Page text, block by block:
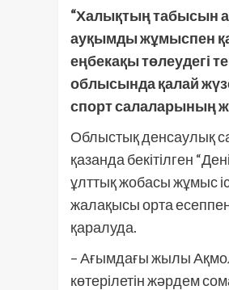
“Халықтың табысын
ауқымды жұмыспен
еңбекақы төлеудегі
облысында қалай
спорт салаларының
Облыстық денсаулық
қазанда бекітілген
ұлттық жобасы жұмыс
жалақысы орта
қаралуда.
– Ағымдағы жылы
көтерілетін жәрдем